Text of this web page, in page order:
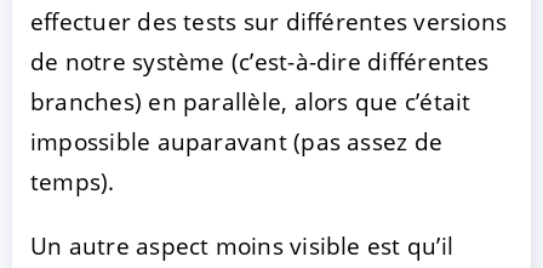
effectuer des tests sur différentes versions
de notre système (c’est-à-dire différentes
branches) en parallèle, alors que c’était
impossible auparavant (pas assez de
temps).
Un autre aspect moins visible est qu’il